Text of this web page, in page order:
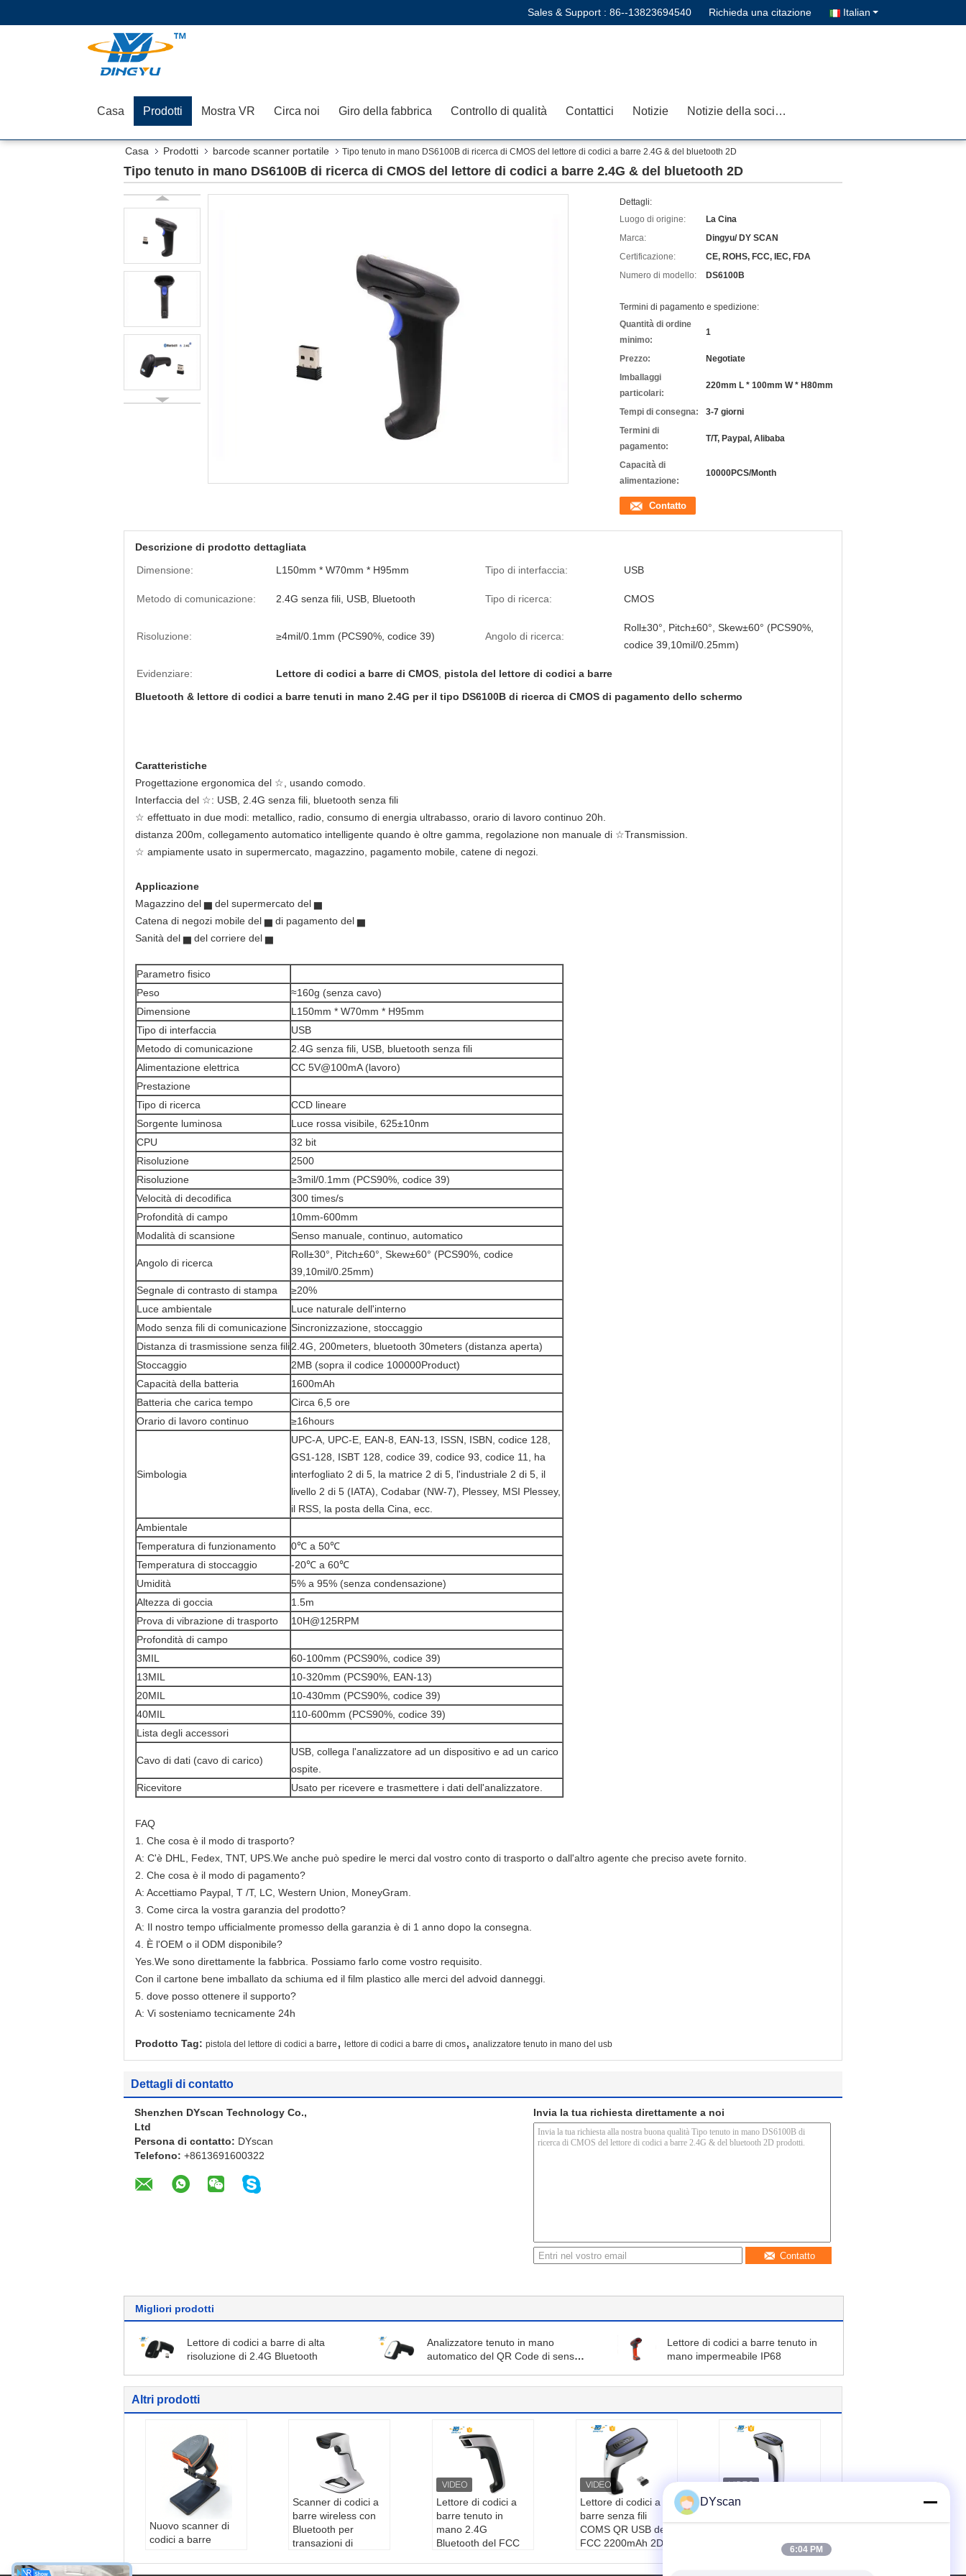
Sales & Support : 86--13823694540 Richieda una citazione Italian
Casa Prodotti Mostra VR Circa noi Giro della fabbrica Controllo di qualità Contattici Notizie Notizie della società
Casa Prodotti barcode scanner portatile Tipo tenuto in mano DS6100B di ricerca di CMOS del lettore di codici a barre 2.4G & del bluetooth 2D
Tipo tenuto in mano DS6100B di ricerca di CMOS del lettore di codici a barre 2.4G & del bluetooth 2D
Dettagli:
Luogo di origine:
La Cina
Marca:
Dingyu/ DY SCAN
Certificazione:
CE, ROHS, FCC, IEC, FDA
Numero di modello:
DS6100B
Termini di pagamento e spedizione:
Quantità di ordine
minimo:
1
Prezzo:
Negotiate
Imballaggi
particolari:
220mm L * 100mm W * H80mm
Tempi di consegna:
3-7 giorni
Termini di
pagamento:
T/T, Paypal, Alibaba
Capacità di
alimentazione:
10000PCS/Month
Contatto
Descrizione di prodotto dettagliata
Dimensione:
L150mm * W70mm * H95mm Tipo di interfaccia: USB
Metodo di comunicazione: 2.4G senza fili, USB, Bluetooth Tipo di ricerca: CMOS
Risoluzione: ≥4mil/0.1mm (PCS90%, codice 39) Angolo di ricerca:
Roll±30°, Pitch±60°, Skew±60° (PCS90%,
codice 39,10mil/0.25mm)
Evidenziare: Lettore di codici a barre di CMOS pistola del lettore di codici a barre
Bluetooth & lettore di codici a barre tenuti in mano 2.4G per il tipo DS6100B di ricerca di CMOS di pagamento dello schermo
Caratteristiche
Progettazione ergonomica del ☆, usando comodo.
Interfaccia del ☆: USB, 2.4G senza fili, bluetooth senza fili
☆ effettuato in due modi: metallico, radio, consumo di energia ultrabasso, orario di lavoro continuo 20h.
distanza 200m, collegamento automatico intelligente quando è oltre gamma, regolazione non manuale di ☆Transmission.
☆ ampiamente usato in supermercato, magazzino, pagamento mobile, catene di negozi.
Applicazione
Magazzino del ▅ del supermercato del ▅
Catena di negozi mobile del ▅ di pagamento del ▅
Sanità del ▅ del corriere del ▅
Parametro fisico
Peso
≈160g (senza cavo)
Dimensione
L150mm * W70mm * H95mm
Tipo di interfaccia
USB
Metodo di comunicazione
2.4G senza fili, USB, bluetooth senza fili
Alimentazione elettrica
CC 5V@100mA (lavoro)
Prestazione
Tipo di ricerca
CCD lineare
Sorgente luminosa
Luce rossa visibile, 625±10nm
CPU
32 bit
Risoluzione
2500
Risoluzione
≥3mil/0.1mm (PCS90%, codice 39)
Velocità di decodifica
300 times/s
Profondità di campo
10mm-600mm
Modalità di scansione
Senso manuale, continuo, automatico
Angolo di ricerca
Roll±30°, Pitch±60°, Skew±60° (PCS90%, codice
39,10mil/0.25mm)
Segnale di contrasto di stampa
≥20%
Luce ambientale
Luce naturale dell'interno
Modo senza fili di comunicazione Sincronizzazione, stoccaggio
Distanza di trasmissione senza fili2.4G, 200meters, bluetooth 30meters (distanza aperta)
Stoccaggio
2MB (sopra il codice 100000Product)
Capacità della batteria
1600mAh
Batteria che carica tempo
Circa 6,5 ore
Orario di lavoro continuo
≥16hours
Simbologia
UPC-A, UPC-E, EAN-8, EAN-13, ISSN, ISBN, codice 128,
GS1-128, ISBT 128, codice 39, codice 93, codice 11, ha
interfogliato 2 di 5, la matrice 2 di 5, l'industriale 2 di 5, il
livello 2 di 5 (IATA), Codabar (NW-7), Plessey, MSI Plessey,
il RSS, la posta della Cina, ecc.
Ambientale
Temperatura di funzionamento
0℃ a 50℃
Temperatura di stoccaggio
-20℃ a 60℃
Umidità
5% a 95% (senza condensazione)
Altezza di goccia
1.5m
Prova di vibrazione di trasporto
10H@125RPM
Profondità di campo
3MIL
60-100mm (PCS90%, codice 39)
13MIL
10-320mm (PCS90%, EAN-13)
20MIL
10-430mm (PCS90%, codice 39)
40MIL
110-600mm (PCS90%, codice 39)
Lista degli accessori
Cavo di dati (cavo di carico)
USB, collega l'analizzatore ad un dispositivo e ad un carico
ospite.
Ricevitore
Usato per ricevere e trasmettere i dati dell'analizzatore.
FAQ
1. Che cosa è il modo di trasporto?
A: C'è DHL, Fedex, TNT, UPS.We anche può spedire le merci dal vostro conto di trasporto o dall'altro agente che preciso avete fornito.
2. Che cosa è il modo di pagamento?
A: Accettiamo Paypal, T /T, LC, Western Union, MoneyGram.
3. Come circa la vostra garanzia del prodotto?
A: Il nostro tempo ufficialmente promesso della garanzia è di 1 anno dopo la consegna.
4. È l'OEM o il ODM disponibile?
Yes.We sono direttamente la fabbrica. Possiamo farlo come vostro requisito.
Con il cartone bene imballato da schiuma ed il film plastico alle merci del advoid danneggi.
5. dove posso ottenere il supporto?
A: Vi sosteniamo tecnicamente 24h
Prodotto Tag: pistola del lettore di codici a barre , lettore di codici a barre di cmos, analizzatore tenuto in mano del usb
Dettagli di contatto
Shenzhen DYscan Technology Co.,
Ltd
Persona di contatto: DYscan
Telefono: +8613691600322
Invia la tua richiesta direttamente a noi
Contatto
Migliori prodotti
Lettore di codici a barre di alta
risoluzione di 2.4G Bluetooth
Analizzatore tenuto in mano
automatico del QR Code di senso
Lettore di codici a barre tenuto in
mano impermeabile IP68
Altri prodotti
Nuovo scanner di
codici a barre
supporto per il
Scanner di codici a
barre wireless con
Bluetooth per
transazioni di
Lettore di codici a
barre tenuto in
mano 2.4G
Bluetooth del FCC
Lettore di codici a
barre senza fili
COMS QR USB del
FCC 2200mAh 2D
32 il lettore di codici
l'analizzatore del
DYscan
6:04 PM